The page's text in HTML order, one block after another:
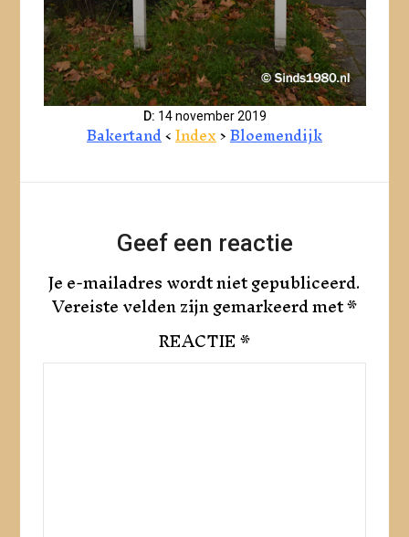
D: 14 november 2019
Bakertand<Index>Bloemendijk
Geef een reactie
Je e-mailadres wordt niet gepubliceerd.
Vereiste velden zijn gemarkeerd met*
REACTIE*